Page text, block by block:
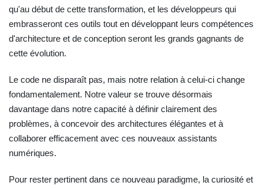
qu'au début de cette transformation, et les développeurs qui
embrasseront ces outils tout en développant leurs compétences
d'architecture et de conception seront les grands gagnants de
cette évolution.
Le code ne disparaît pas, mais notre relation à celui-ci change
fondamentalement. Notre valeur se trouve désormais
davantage dans notre capacité à définir clairement des
problèmes, à concevoir des architectures élégantes et à
collaborer efficacement avec ces nouveaux assistants
numériques.
Pour rester pertinent dans ce nouveau paradigme, la curiosité et